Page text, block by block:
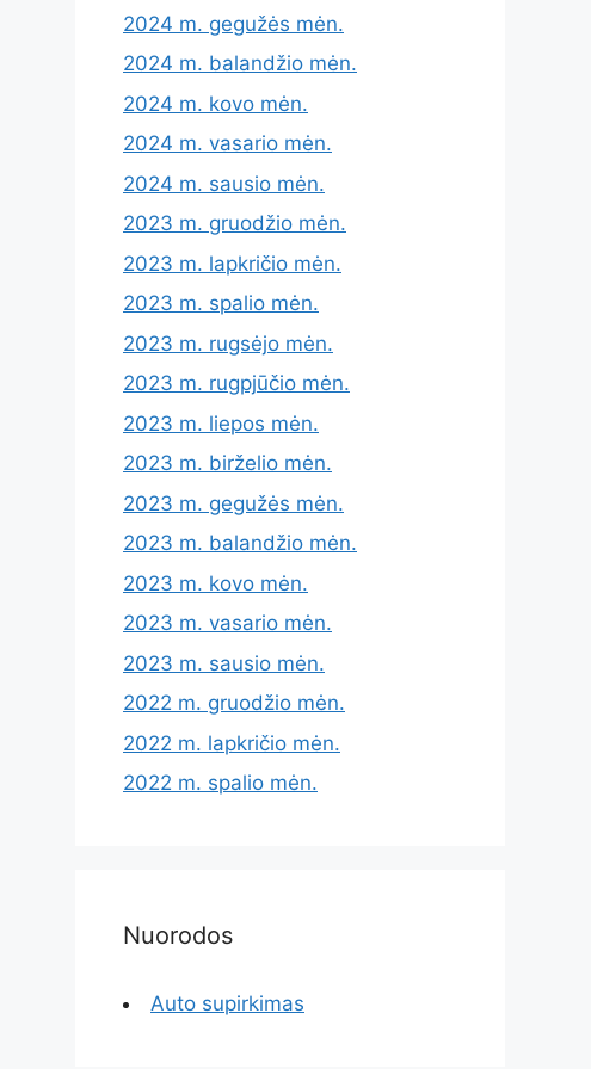
2024 m. gegužės mėn.
2024 m. balandžio mėn.
2024 m. kovo mėn.
2024 m. vasario mėn.
2024 m. sausio mėn.
2023 m. gruodžio mėn.
2023 m. lapkričio mėn.
2023 m. spalio mėn.
2023 m. rugsėjo mėn.
2023 m. rugpjūčio mėn.
2023 m. liepos mėn.
2023 m. birželio mėn.
2023 m. gegužės mėn.
2023 m. balandžio mėn.
2023 m. kovo mėn.
2023 m. vasario mėn.
2023 m. sausio mėn.
2022 m. gruodžio mėn.
2022 m. lapkričio mėn.
2022 m. spalio mėn.
Nuorodos
Auto supirkimas